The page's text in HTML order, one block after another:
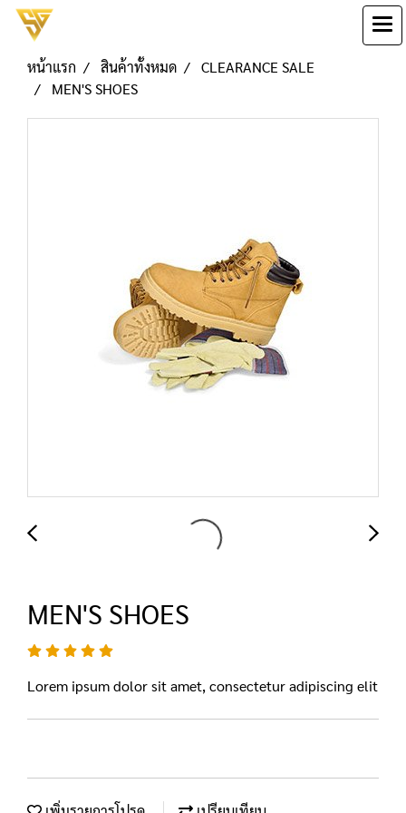
หน้าแรก สินค้าทั้งหมด
CLEARANCE SALE
MEN'S SHOES
MEN'S SHOES
Lorem ipsum dolor sit amet, consectetur adipiscing elit